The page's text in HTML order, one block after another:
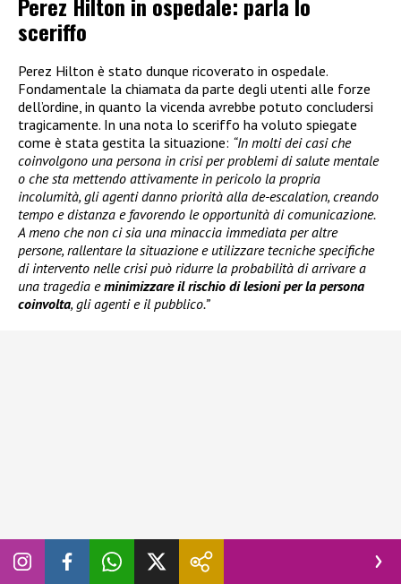
sceriffo
Perez Hilton è stato dunque ricoverato in ospedale.
Fondamentale la chiamata da parte degli utenti alle forze
dell’ordine, in quanto la vicenda avrebbe potuto concludersi
tragicamente. In una nota lo sceriffo ha voluto spiegate
come è stata gestita la situazione: “In molti dei casi che
coinvolgono una persona in crisi per problemi di salute mentale
o che sta mettendo attivamente in pericolo la propria
incolumità, gli agenti danno priorità alla de-escalation, creando
tempo e distanza e favorendo le opportunità di comunicazione.
A meno che non ci sia una minaccia immediata per altre
persone, rallentare la situazione e utilizzare tecniche specifiche
di intervento nelle crisi può ridurre la probabilità di arrivare a
una tragedia eminimizzare il rischio di lesioni per la persona
coinvolta, gli agenti e il pubblico.”